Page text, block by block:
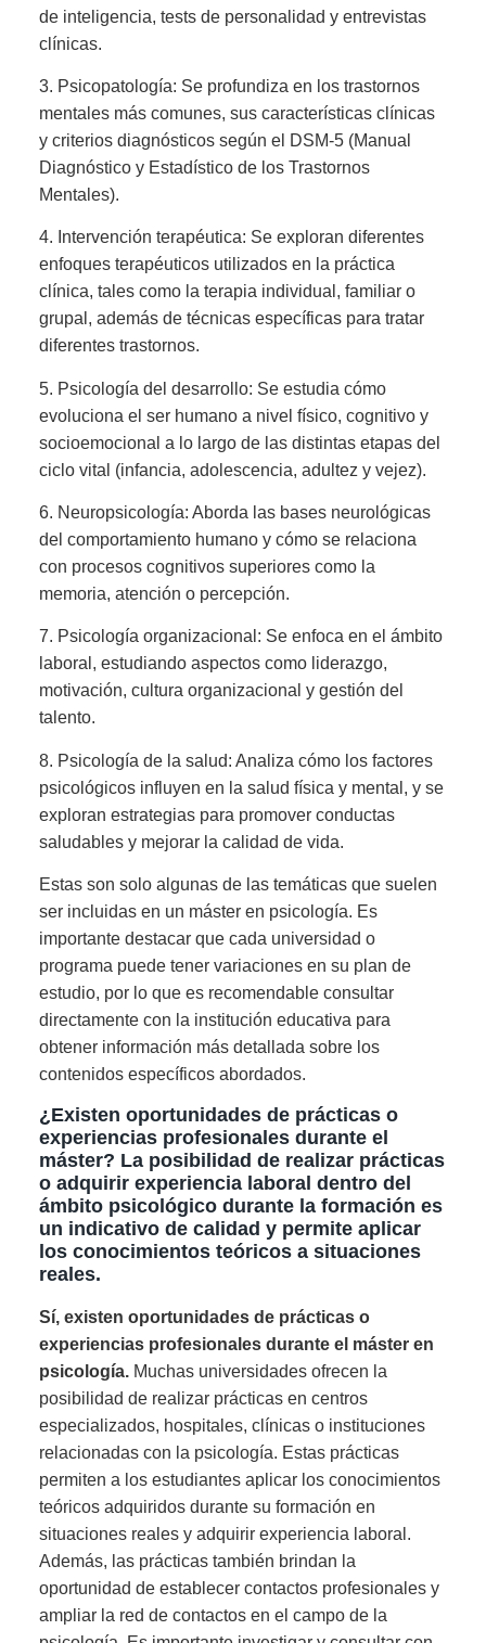
de inteligencia, tests de personalidad y entrevistas
clínicas.
3. Psicopatología: Se profundiza en los trastornos
mentales más comunes, sus características clínicas
y criterios diagnósticos según el DSM-5 (Manual
Diagnóstico y Estadístico de los Trastornos
Mentales).
4. Intervención terapéutica: Se exploran diferentes
enfoques terapéuticos utilizados en la práctica
clínica, tales como la terapia individual, familiar o
grupal, además de técnicas específicas para tratar
diferentes trastornos.
5. Psicología del desarrollo: Se estudia cómo
evoluciona el ser humano a nivel físico, cognitivo y
socioemocional a lo largo de las distintas etapas del
ciclo vital (infancia, adolescencia, adultez y vejez).
6. Neuropsicología: Aborda las bases neurológicas
del comportamiento humano y cómo se relaciona
con procesos cognitivos superiores como la
memoria, atención o percepción.
7. Psicología organizacional: Se enfoca en el ámbito
laboral, estudiando aspectos como liderazgo,
motivación, cultura organizacional y gestión del
talento.
8. Psicología de la salud: Analiza cómo los factores
psicológicos influyen en la salud física y mental, y se
exploran estrategias para promover conductas
saludables y mejorar la calidad de vida.
Estas son solo algunas de las temáticas que suelen
ser incluidas en un máster en psicología. Es
importante destacar que cada universidad o
programa puede tener variaciones en su plan de
estudio, por lo que es recomendable consultar
directamente con la institución educativa para
obtener información más detallada sobre los
contenidos específicos abordados.
¿Existen oportunidades de prácticas o
experiencias profesionales durante el
máster? La posibilidad de realizar prácticas
o adquirir experiencia laboral dentro del
ámbito psicológico durante la formación es
un indicativo de calidad y permite aplicar
los conocimientos teóricos a situaciones
reales.
Sí, existen oportunidades de prácticas o
experiencias profesionales durante el máster en
psicología.Muchas universidades ofrecen la
posibilidad de realizar prácticas en centros
especializados, hospitales, clínicas o instituciones
relacionadas con la psicología. Estas prácticas
permiten a los estudiantes aplicar los conocimientos
teóricos adquiridos durante su formación en
situaciones reales y adquirir experiencia laboral.
Además, las prácticas también brindan la
oportunidad de establecer contactos profesionales y
ampliar la red de contactos en el campo de la